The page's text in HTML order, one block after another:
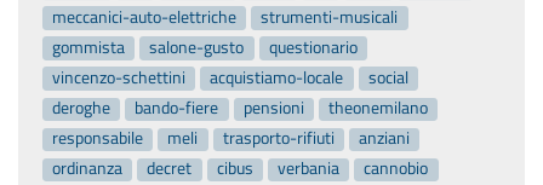
meccanici-auto-elettriche
strumenti-musicali
gommista
salone-gusto
questionario
vincenzo-schettini
acquistiamo-locale
social
deroghe
bando-fiere pensioni
theonemilano
responsabile
meli trasporto-rifiuti
anziani
ordinanza
decret cibus verbania
cannobio